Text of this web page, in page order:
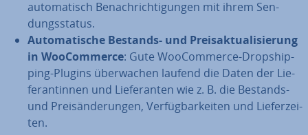
au­to­ma­tisch Be­nach­rich­ti­gun­gen mit ihrem Sen­
dungs­sta­tus.
Au­to­ma­ti­sche Bestands- und Preis­ak­tua­li­sie­rung
in Woo­Com­mer­ce: Gute Woo­Com­mer­ce-Drop­ship­
ping-Plugins über­wa­chen laufend die Daten der Lie­
fe­ran­tin­nen und Lie­fe­ran­ten wie z. B. die Bestands-
und Preis­än­de­run­gen, Ver­füg­bar­kei­ten und Lie­fer­zei­
ten.